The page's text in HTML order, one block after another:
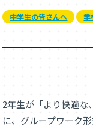
中学生の皆さんへ 学
2年生が「より快適な
に、グループワーク